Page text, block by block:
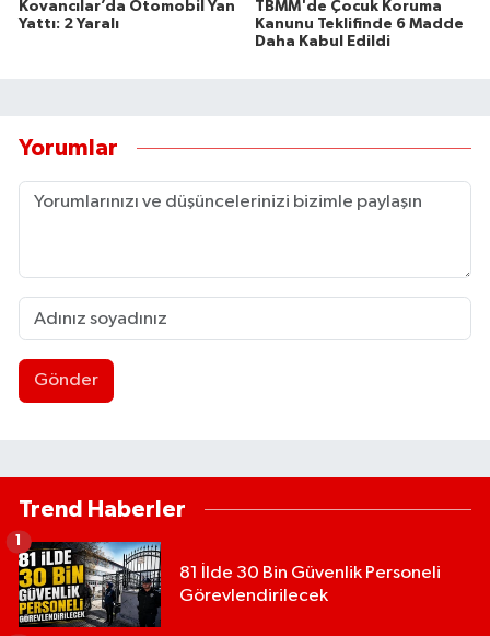
Kovancılar’da Otomobil Yan
Yattı: 2 Yaralı
TBMM'de Çocuk Koruma
Kanunu Teklifinde 6 Madde
Daha Kabul Edildi
Yorumlar
Gönder
Trend Haberler
81 İlde 30 Bin Güvenlik Personeli
Görevlendirilecek
1